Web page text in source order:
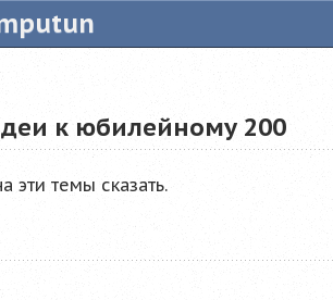
к юбилейному 200
эти темы сказать.